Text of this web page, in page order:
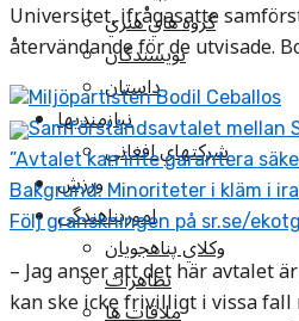
گروه هاي هنري
نويسندگان
داستان
نيازمنديها
شرکتهاي افغاني
ورزش
امورپناهندگي
وکلاي پناهجويان
تظاهرات
ملاقات ها
Universitet, ifrågasatte
återvändande för de utvisade.
Miljöpartisten Bodil Ceballos
Samförståndsavtalet mellan
”Avtalet kan inte garantera
Bakgrund: Minoriteter i kläm i
Följ granskningen på sr.se/
– Jag anser att det här avtalet
kan ske icke frivilligt i vissa fall